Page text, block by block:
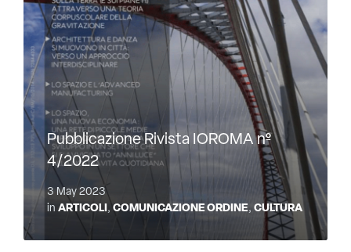
Pubblicazione Rivista IOROMA nº
4/2022
3 May 2023
in ARTICOLI, COMUNICAZIONE ORDINE, CULTURA